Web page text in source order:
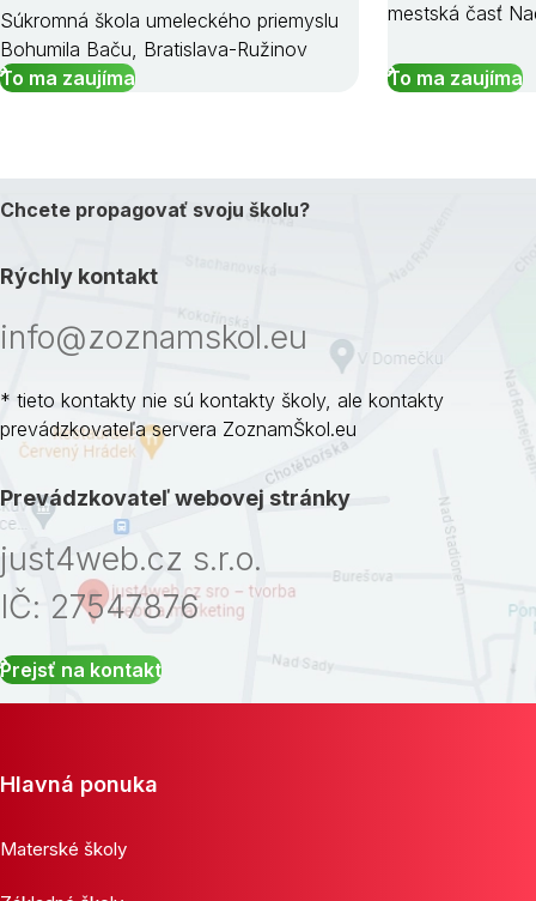
Súkromná škola umeleckého priemyslu
Bohumila Baču, Bratislava-Ružinov
To ma zaujíma
mestská časť
To ma zaujíma
Chcete propagovať svoju školu?
Rýchly kontakt
info@zoznamskol.eu
* tieto kontakty nie sú kontakty školy, ale kontakty
prevádzkovateľa servera ZoznamŠkol.eu
Prevádzkovateľ webovej stránky
just4web.cz s.r.o.
IČ: 27547876
Prejsť na kontakt
Hlavná ponuka
Materské školy